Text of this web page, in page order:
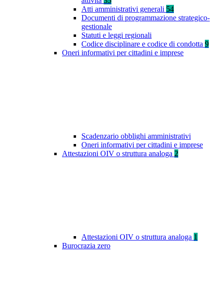
Atti amministrativi generali 54
Documenti di programmazione strategico-
gestionale
Statuti e leggi regionali
Codice disciplinare e codice di condotta 9
Oneri informativi per cittadini e imprese
Scadenzario obblighi amministrativi
Oneri informativi per cittadini e imprese
Attestazioni OIV o struttura analoga 2
Attestazioni OIV o struttura analoga 1
Burocrazia zero